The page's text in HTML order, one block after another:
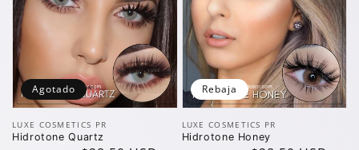
Vendedor:
LUXE COSMETICS PR
Hidrotone Quartz
Agotado
Vendedor:
LUXE COSMETICS PR
Hidrotone Honey
Rebaja